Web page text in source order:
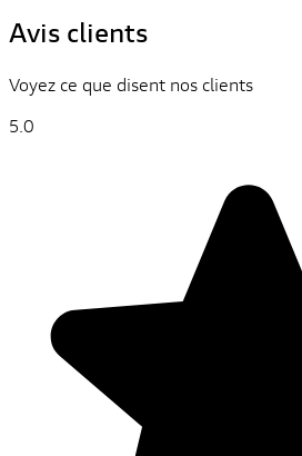
Avis clients
Voyez ce que disent nos clients
5.0